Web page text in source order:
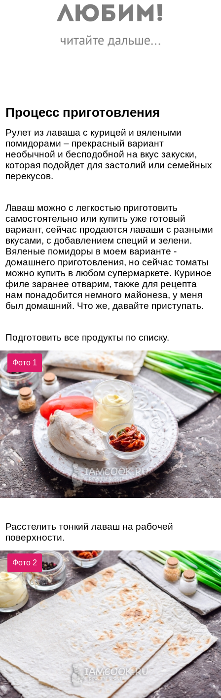
Процесс приготовления
Рулет из лаваша с курицей и вялеными
помидорами – прекрасный вариант
необычной и бесподобной на вкус закуски,
которая подойдет для застолий или семейных
перекусов.
Лаваш можно с легкостью приготовить
самостоятельно или купить уже готовый
вариант, сейчас продаются лаваши с разными
вкусами, с добавлением специй и зелени.
Вяленые помидоры в моем варианте -
домашнего приготовления, но сейчас томаты
можно купить в любом супермаркете. Куриное
филе заранее отварим, также для рецепта
нам понадобится немного майонеза, у меня
был домашний. Что же, давайте приступать.
Подготовить все продукты по списку.
Фото 1
Расстелить тонкий лаваш на рабочей
поверхности.
Фото 2